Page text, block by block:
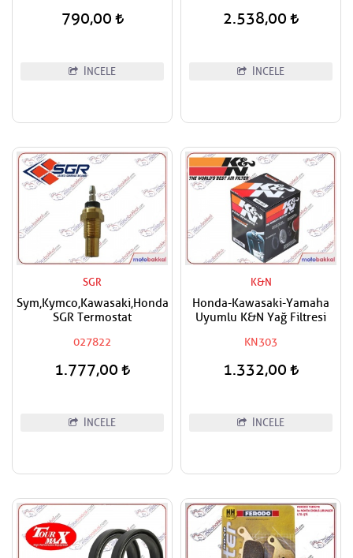
790,00
İNCELE
2.538,00
İNCELE
SGR
Sym,Kymco,Kawasaki,Honda
SGR Termostat
027822
1.777,00
İNCELE
K&N
Honda-Kawasaki-Yamaha
Uyumlu K&N Yağ Filtresi
KN303
1.332,00
İNCELE